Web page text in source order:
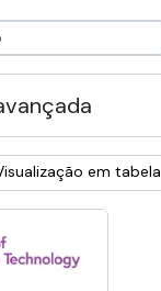
em tabela